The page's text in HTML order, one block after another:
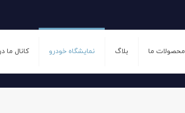
محصولات ما بلاگ نمایشگاه خودرو کانال ما